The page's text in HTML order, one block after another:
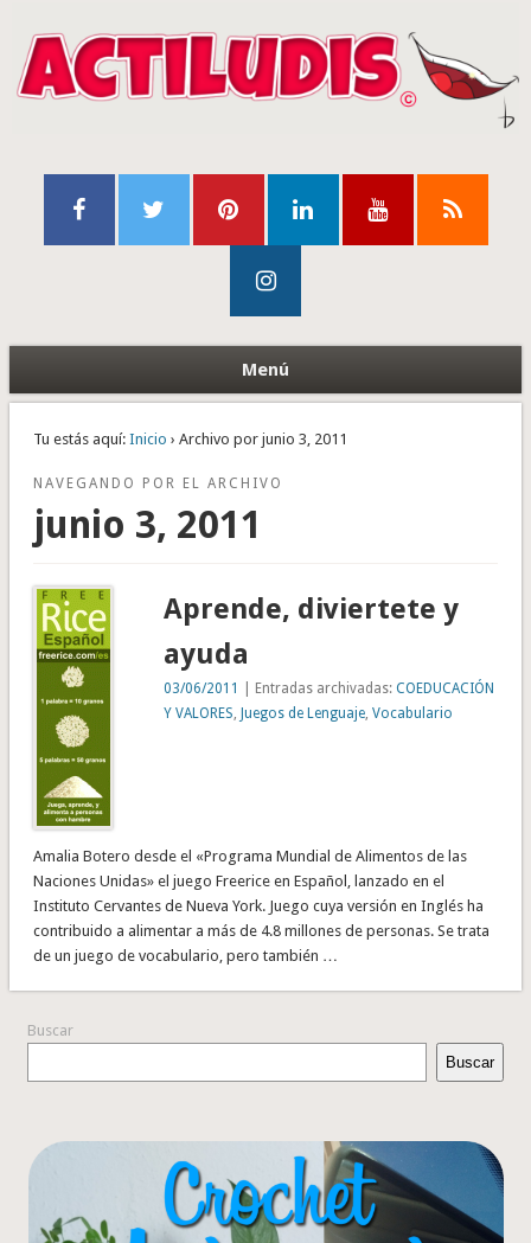
Menú
Tu estás aquí: Inicio › Archivo por junio 3, 2011
NAVEGANDO POR EL ARCHIVO
junio 3, 2011
Aprende, diviertete y
ayuda
03/06/2011 | Entradas archivadas:COEDUCACIÓN
Y VALORES ,Juegos de Lenguaje ,Vocabulario
Amalia Botero desde el «Programa Mundial de Alimentos de las
Naciones Unidas» el juego Freerice en Español, lanzado en el
Instituto Cervantes de Nueva York. Juego cuya versión en Inglés ha
contribuido a alimentar a más de 4.8 millones de personas. Se trata
de un juego de vocabulario, pero también …
Buscar
Buscar